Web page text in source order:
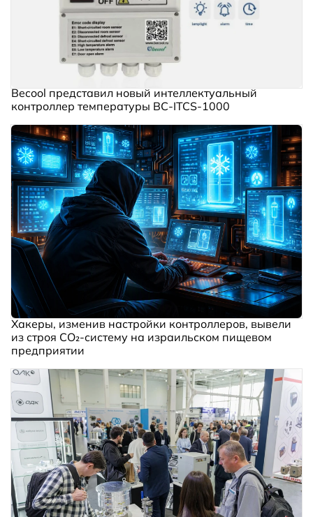
Becool представил новый интеллектуальный
контроллер температуры BC‑ITCS‑1000
Хакеры, изменив настройки контроллеров, вывели
из строя CO₂-систему на израильском пищевом
предприятии